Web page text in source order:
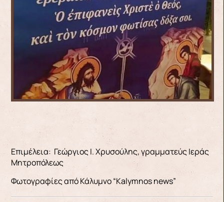
Επιμέλεια: Γεώργιος Ι. Χρυσούλης, γραμματεύς Ιεράς
Μητροπόλεως
Φωτογραφίες από Κάλυμνο “Kalymnos news”